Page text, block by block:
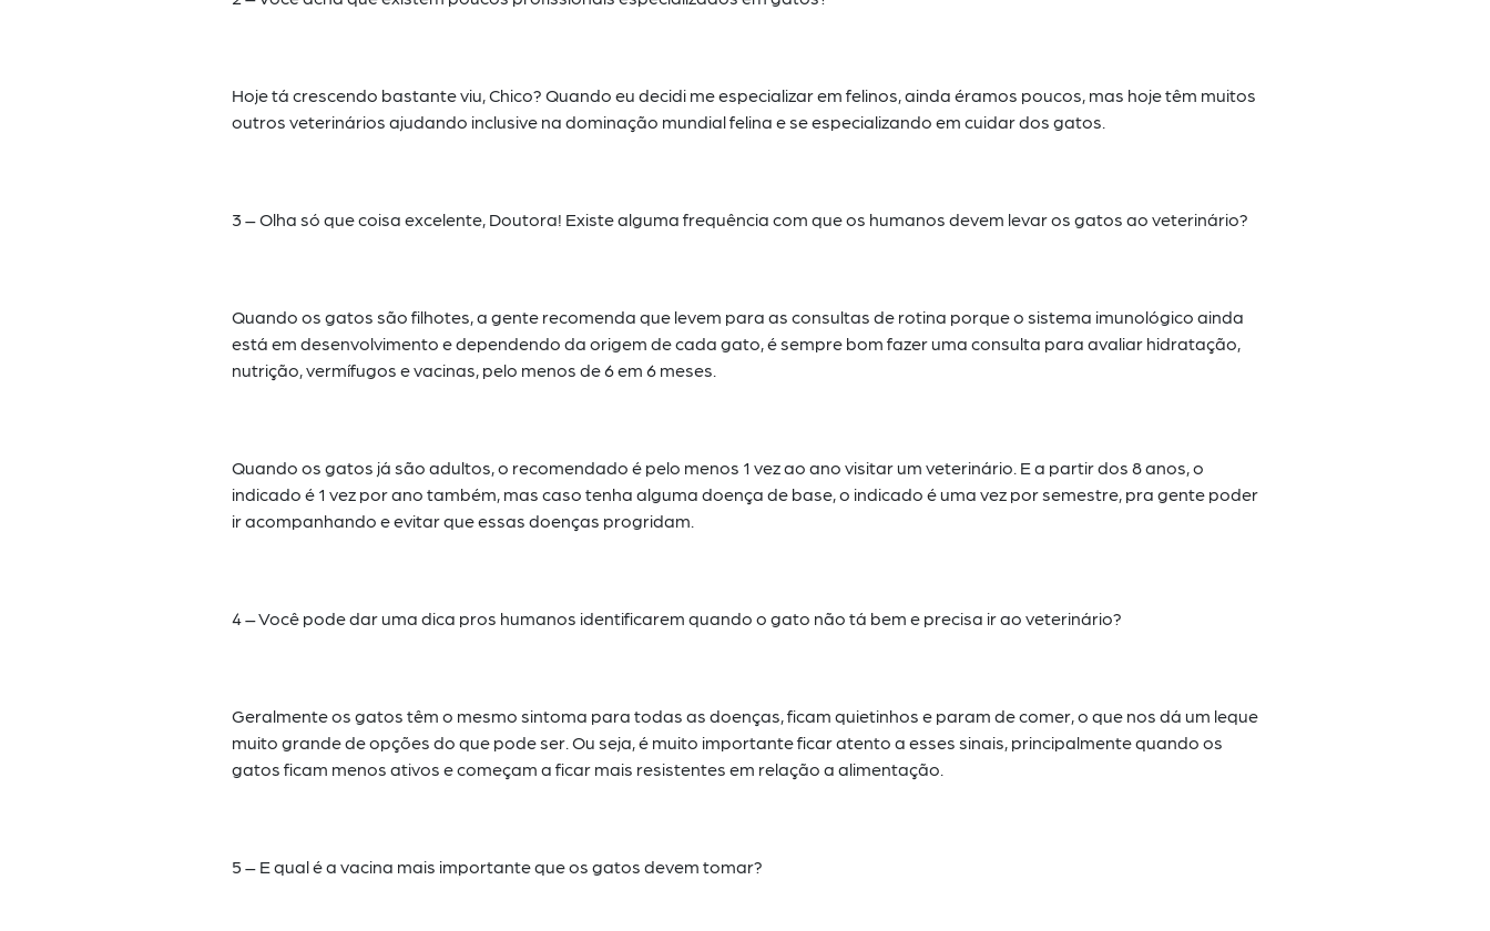
Hoje tá crescendo bastante viu, Chico? Quando eu decidi me especializar em felinos, ainda éramos poucos, mas hoje têm muitos
outros veterinários ajudando inclusive na dominação mundial felina ese especializando em cuidar dos gatos.
3 – Olha só que coisa excelente, Doutora! Existe alguma frequência com que os humanos devem levar os gatos ao veterinário?
Quando os gatos são filhotes, a gente recomenda que levem para as consultas de rotina porque o sistema imunológico ainda
está em desenvolvimento e dependendo da origem de cada gato, ésempre bom fazer uma consulta para avaliar hidratação,
nutrição, vermífugos e vacinas, pelo menos de 6 em 6 meses.
Quando os gatos já são adultos, o recomendado é pelo menos 1 vez ao ano visitar um veterinário. E a partir dos 8 anos, o
indicado é 1 vez por ano também, mas caso tenha alguma doença de base, o indicado é uma vez por semestre, pra gente poder
ir acompanhando e evitar que essas doenças progridam.
4 – Você pode dar uma dica pros humanos identificarem quando o gato não tá bem e precisa ir ao veterinário?
Geralmente os gatos têm o mesmo sintoma para todas as doenças, ficam quietinhos e param decomer, o que nos dá um leque
muito grande de opções do que pode ser. Ou seja, é muito importante ficar atento a esses sinais, principalmente quando os
gatos ficam menos ativos ecomeçam a ficar mais resistentes em relação a alimentação.
5 – E qual é a vacina mais importante que os gatos devem tomar?